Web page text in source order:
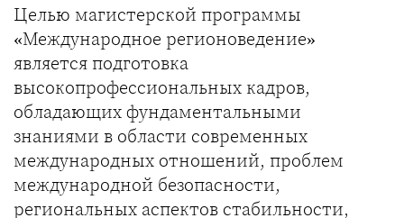
Целью магистерской программы
«Международное регионоведение»
является подготовка
высокопрофессиональных кадров,
обладающих фундаментальными
знаниями в области современных
международных отношений, проблем
международной безопасности,
региональных аспектов стабильности,